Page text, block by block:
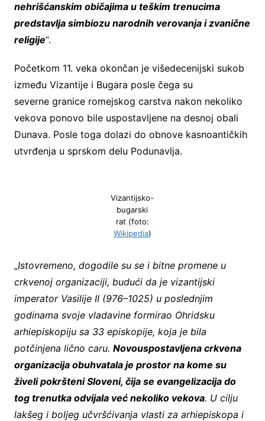
nehrišćanskim običajima u teškim trenucima
predstavlja simbiozu narodnih verovanja i zvanične
religije“.
Početkom 11. veka okončan je višedecenijski sukob
između Vizantije i Bugara posle čega su
severne granice romejskog carstva nakon nekoliko
vekova ponovo bile uspostavljene na desnoj obali
Dunava. Posle toga dolazi do obnove kasnoantičkih
utvrđenja u sprskom delu Podunavlja.
Vizantijsko-
bugarski
rat (foto:
Wikipedia)
„Istovremeno, dogodile su se i bitne promene u
crkvenoj organizaciji, budući da je vizantijski
imperator Vasilije II (976–1025) u poslednjim
godinama svoje vladavine formirao Ohridsku
arhiepiskopiju sa 33 episkopije, koja je bila
potčinjena lično caru. Novouspostavljena crkvena
organizacija obuhvatala je prostor na kome su
živeli pokršteni Sloveni, čija se evangelizacija do
tog trenutka odvijala već nekoliko vekova. U cilju
lakšeg i boljeg učvršćivanja vlasti za arhiepiskopa i